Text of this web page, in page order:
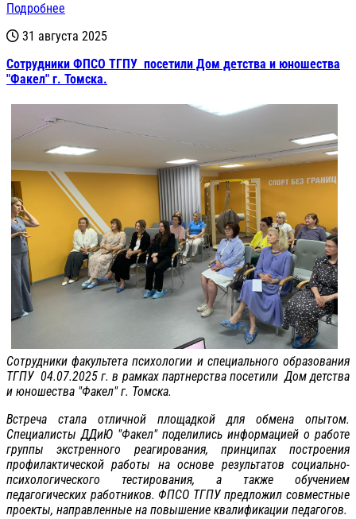
Подробнее
31 августа 2025
Сотрудники ФПСО ТГПУ посетили Дом детства и юношества
"Факел" г. Томска.
Сотрудники факультета психологии и специального образования
ТГПУ 04.07.2025 г. в рамках партнерства посетили Дом детства
и юношества "Факел" г. Томска.
Встреча стала отличной площадкой для обмена опытом.
Специалисты ДДиЮ "Факел" поделились информацией о работе
группы экстренного реагирования, принципах построения
профилактической работы на основе результатов социально-
психологического тестирования, а также обучением
педагогических работников. ФПСО ТГПУ предложил совместные
проекты, направленные на повышение квалификации педагогов.